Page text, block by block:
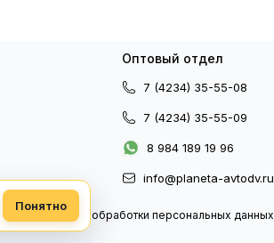
Оптовый отдел
7 (4234) 35-55-08
7 (4234) 35-55-09
8 984 189 19 96
info@planeta-avtodv.ru
Политика обработки персональных данных
Понятно